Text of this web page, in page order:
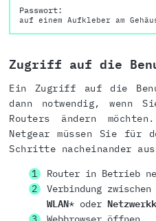
Passwort:
auf einem Aufkleber am
Zugriff auf die
Ein Zugriff auf die
dann notwendig, wenn
Routers ändern
Netgear müssen Sie für
Schritte nacheinander
Router in Betrieb
Verbindung
WLAN* oder